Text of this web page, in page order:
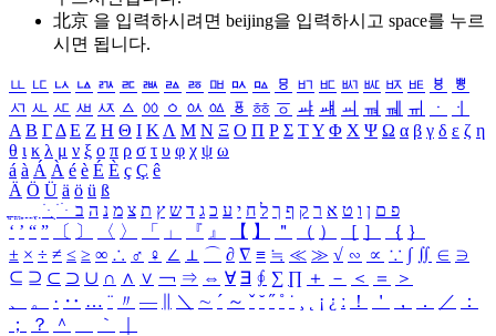
北京 을 입력하시려면 beijing을 입력하시고 space를 누르
시면 됩니다.
ㅥ ㅦ ㅧ ㅨ ㅩ ㅪ ㅫ ㅬ ㅭ ㅮ ㅯ ㅰ ㅱ ㅲ ㅳ ㅴ ㅵ ㅶ ㅷ ㅸ
ㅹ
ㅺ ㅻ ㅼ ㅽ ㅾ ㅿ ㆀ ㆁ ㆂ ㆃ ㆄ ㆅ ㆆ ㆇ ㆈ ㆉ ㆊ ㆋ ㆌ ㆍ
ㆎ
Α Β ΓΔ Ε Ζ Η Θ Ι ΚΛ Μ Ν Ξ Ο Π Ρ Σ ΤΥ Φ Χ Ψ Ω α β γ δ ε ζ η
θ ι κ λ μ ν ξ ο π ρ σ τ υ φ χ ψ ω
á à Á À é è É È ç Ç ê
Ä Ö Ü ä ö ü ß
ִֶֹ ֻּ ׁׂ פ ם ן ו ט א ר ק ף ך ל ח י ע כ ג ד ש ץ ת צ מ נ ה ב
‘ ’ “ ” 〔 〕 〈 〉 「 」 『 』 【 】 ＂ （ ） ［ ］ ｛ ｝
± × ÷ ≠ ≤ ≥ ∞ ∴ ♂ ♀ ∠ ⊥ ⌒ ∂ ∇ ≡ ≒ ≪ ≫ √ ∽ ∝ ∵ ∫ ∬ ∈ ∋
⊆ ⊇ ⊂ ⊃ ∪ ∩ ∧ ∨ ￢ ⇒ ⇔ ∀ ∃ ∮ ∑ ∏ ＋ － ＜ ＝
＞
、
。 · ‥ … ¨ 〃 ― ＼ ∼ ´ ～ ˇ ˘ ˝ ˚ ˙ ¸ ¡ ¿ ː ！ ＇ ， ． ／
：
；
？ ＾ ｀